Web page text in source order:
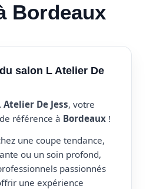
Bordeaux
salon L Atelier De
Atelier De Jess, votre
référence à Bordeaux !
une coupe tendance,
ou un soin profond,
passionnés
une expérience